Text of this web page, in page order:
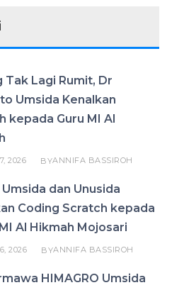
Tak Lagi Rumit, Dr
Umsida Kenalkan
kepada Guru MI Al
2026 BYANNIFA BASSIROH
Umsida dan Unusida
Coding Scratch kepada
Al Hikmah Mojosari
2026 BYANNIFA BASSIROH
HIMAGRO Umsida